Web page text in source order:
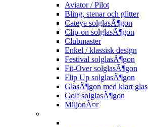
Aviator / Pilot
Bling, stenar och glitter
Cateye solglasÃ¶gon
Clip-on solglasÃ¶gon
Clubmaster
Enkel / klassisk design
Festival solglasÃ¶gon
Fit-Over solglasÃ¶gon
Flip Up solglasÃ¶gon
GlasÃ¶gon med klart glas
Golf solglasÃ¶gon
MiljonÃ¤r